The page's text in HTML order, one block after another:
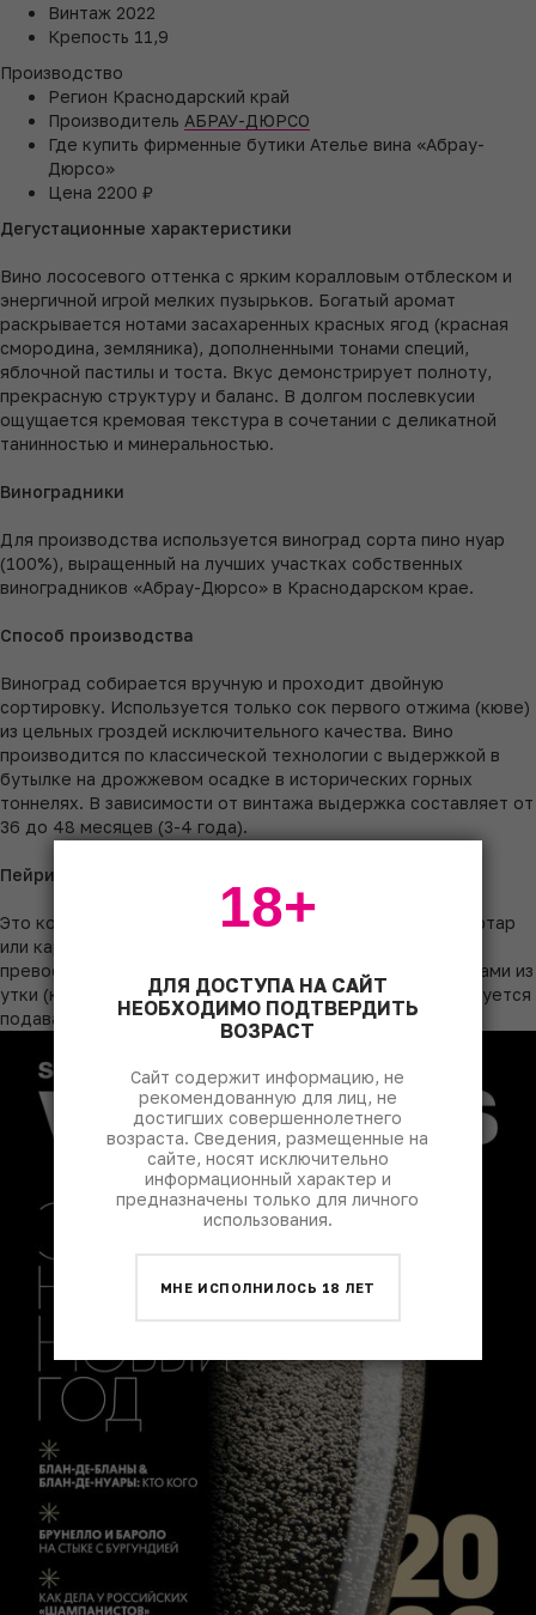
Винтаж 2022
Крепость 11,9
Производство
Регион Краснодарский край
Производитель АБРАУ-ДЮРСО
Где купить фирменные бутики Ателье вина «Абрау-
Дюрсо»
Цена 2200 ₽
Дегустационные характеристики
Вино лососевого оттенка с ярким коралловым отблеском и
энергичной игрой мелких пузырьков. Богатый аромат
раскрывается нотами засахаренных красных ягод (красная
смородина, земляника), дополненными тонами специй,
яблочной пастилы и тоста. Вкус демонстрирует полноту,
прекрасную структуру и баланс. В долгом послевкусии
ощущается кремовая текстура в сочетании с деликатной
танинностью и минеральностью.
Виноградники
Для производства используется виноград сорта пино нуар
(100%), выращенный на лучших участках собственных
виноградников «Абрау-Дюрсо» в Краснодарском крае.
Способ производства
Виноград собирается вручную и проходит двойную
сортировку. Используется только сок первого отжима (кюве)
из цельных гроздей исключительного качества. Вино
производится по классической технологии с выдержкой в
бутылке на дрожжевом осадке в исторических горных
тоннелях. В зависимости от винтажа выдержка составляет от
36 до 48 месяцев (3-4 года).
Пейринг
Это комплексное вино прекрасно дополнит фуа-гра, тартар
или карпаччо из говядины, сашими из тунца, а также
превосходно сочетается с холодным ростбифом, блюдами из
утки (конфи, магре) и выдержанными сырами. Рекомендуется
подавать охлажденным до 8-10 °C.
ДЛЯ ДОСТУПА НА САЙТ
НЕОБХОДИМО ПОДТВЕРДИТЬ
ВОЗРАСТ
Сайт содержит информацию, не
рекомендованную для лиц, не
достигших совершеннолетнего
возраста. Сведения, размещенные на
сайте, носят исключительно
информационный характер и
предназначены только для личного
использования.
МНЕ ИСПОЛНИЛОСЬ 18 ЛЕТ
18+